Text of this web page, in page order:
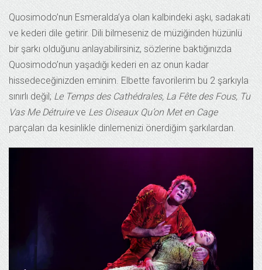
Quosimodo’nun Esmeralda’ya olan kalbindeki aşkı, sadakati
ve kederi dile getirir. Dili bilmeseniz de müziğinden hüzünlü
bir şarkı olduğunu anlayabilirsiniz, sözlerine baktığınızda
Quosimodo’nun yaşadığı kederi en az onun kadar
hissedeceğinizden eminim. Elbette favorilerim bu 2 şarkıyla
sınırlı değil; Le Temps des Cathédrales, La Fête des Fous, Tu
Vas Me Détruireve Les Oiseaux Qu’on Met en Cage
parçaları da kesinlikle dinlemenizi önerdiğim şarkılardan.